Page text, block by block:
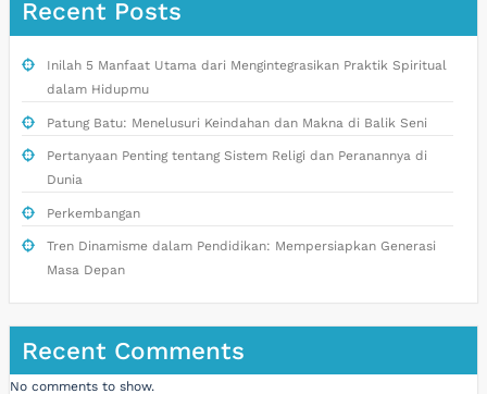
Recent Posts
Inilah 5 Manfaat Utama dari Mengintegrasikan Praktik Spiritual
dalam Hidupmu
Patung Batu: Menelusuri Keindahan dan Makna di Balik Seni
Pertanyaan Penting tentang Sistem Religi dan Peranannya di
Dunia
Perkembangan
Tren Dinamisme dalam Pendidikan: Mempersiapkan Generasi
Masa Depan
Recent Comments
No comments to show.